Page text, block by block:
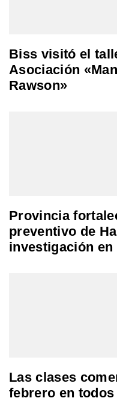
Biss visitó el
Asociación
Rawson»
Provincia
preventivo de
investigación
Las clases
febrero en